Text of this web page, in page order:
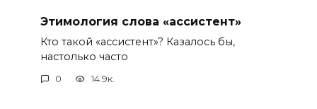
Этимология слова «ассистент»
Кто такой «ассистент»? Казалось бы,
настолько часто
0 14.9к.